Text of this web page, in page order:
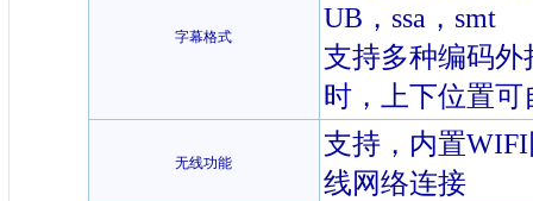
字幕格式
UB，ssa，smt
支持多种编码
时，上下位置可
无线功能
支持，内置
线网络连接